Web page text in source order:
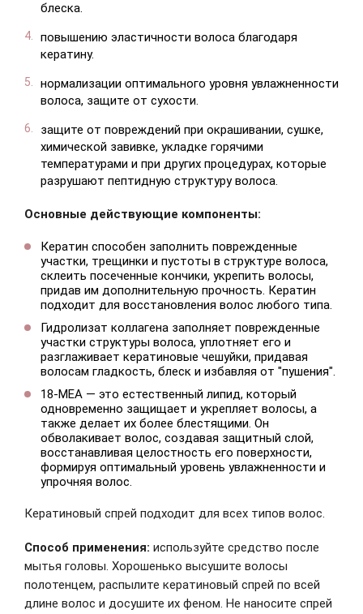
блеска.
повышению эластичности волоса благодаря
кератину.
нормализации оптимального уровня увлажненности
волоса, защите от сухости.
защите от повреждений при окрашивании, сушке,
химической завивке, укладке горячими
температурами и при других процедурах, которые
разрушают пептидную структуру волоса.
Основные действующие компоненты:
Кератин способен заполнить поврежденные
участки, трещинки и пустоты в структуре волоса,
склеить посеченные кончики, укрепить волосы,
придав им дополнительную прочность. Кератин
подходит для восстановления волос любого типа.
Гидролизат коллагена заполняет поврежденные
участки структуры волоса, уплотняет его и
разглаживает кератиновые чешуйки, придавая
волосам гладкость, блеск и избавляя от "пушения".
18-MEA — это естественный липид, который
одновременно защищает и укрепляет волосы, а
также делает их более блестящими. Он
обволакивает волос, создавая защитный слой,
восстанавливая целостность его поверхности,
формируя оптимальный уровень увлажненности и
упрочняя волос.
Кератиновый спрей подходит для всех типов волос.
Способ применения: используйте средство после
мытья головы. Хорошенько высушите волосы
полотенцем, распылите кератиновый спрей по всей
длине волос и досушите их феном. Не наносите спрей